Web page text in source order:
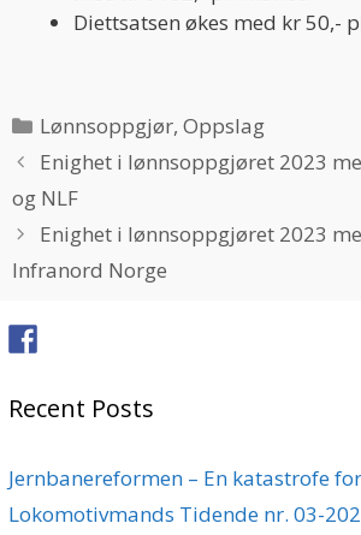
Diettsatsen økes med kr 50,-
Categories
Lønnsoppgjør,Oppslag
Enighet i lønnsoppgjøret 2023
og NLF
Enighet i lønnsoppgjøret 2023
Infranord Norge
Recent Posts
Jernbanereformen – En katastrofe
Lokomotivmands Tidende nr. 03-